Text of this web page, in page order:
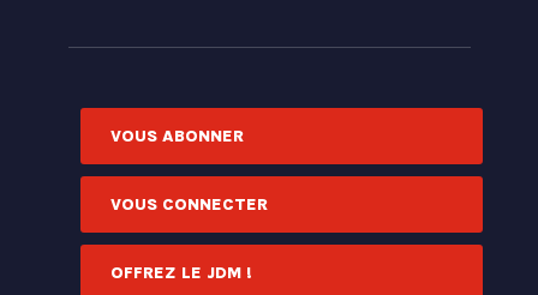
VOUS ABONNER
VOUS CONNECTER
OFFREZ LE JDM !